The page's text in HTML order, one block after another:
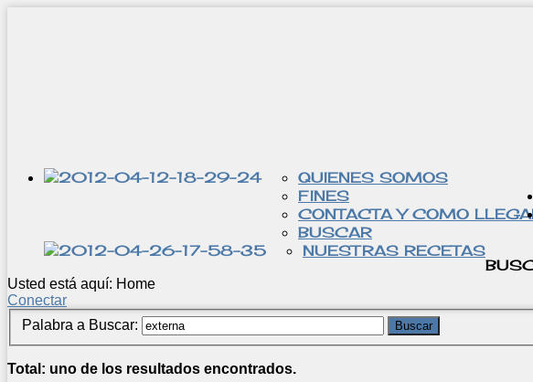
QUIENES SOMOS
FINES
CONTACTA Y COMO
BUSCAR
NUESTRAS RECETAS
Usted está aquí: Home
Conectar
Palabra a Buscar:
Buscar
Total: uno de los resultados encontrados.